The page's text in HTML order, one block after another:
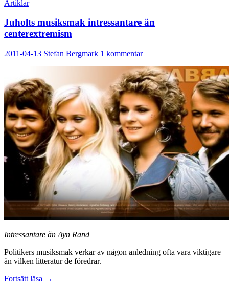
Artiklar
Juholts musiksmak intressantare än
centerextremism
2011-04-13 Stefan Bergmark 1 kommentar
Intressantare än Ayn Rand
Politikers musiksmak verkar av någon anledning ofta vara viktigare
än vilken litteratur de föredrar.
Fortsätt läsa Juholts
→